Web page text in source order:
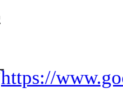
https://